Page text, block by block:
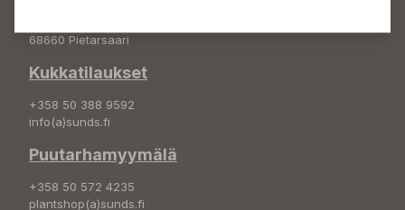
68660 Pietarsaari
Kukkatilaukset
+358 50 388 9592
info(a)sunds.fi
Puutarhamyymälä
+358 50 572 4235
plantshop(a)sunds.fi